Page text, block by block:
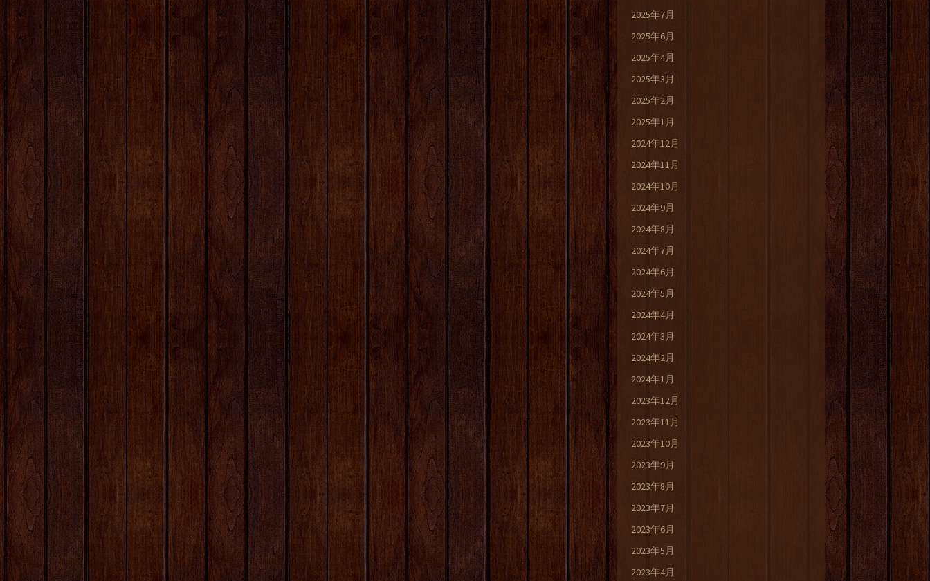
2025年7月
2025年6月
2025年4月
2025年3月
2025年2月
2025年1月
2024年12月
2024年11月
2024年10月
2024年9月
2024年8月
2024年7月
2024年6月
2024年5月
2024年4月
2024年3月
2024年2月
2024年1月
2023年12月
2023年11月
2023年10月
2023年9月
2023年8月
2023年7月
2023年6月
2023年5月
2023年4月